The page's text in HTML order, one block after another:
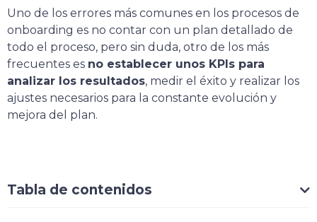
Uno de los errores más comunes en los procesos de
onboarding es no contar con un plan detallado de
todo el proceso, pero sin duda, otro de los más
frecuentes es no establecer unos KPIs para
analizar los resultados, medir el éxito y realizar los
ajustes necesarios para la constante evolución y
mejora del plan.
Tabla de contenidos